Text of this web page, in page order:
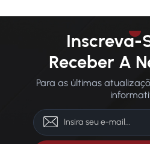
Inscreva-
Receber A
Para as últimas